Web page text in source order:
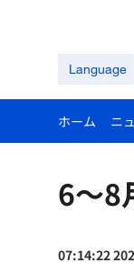
Language
ホーム ニ
6～8
07:14:22